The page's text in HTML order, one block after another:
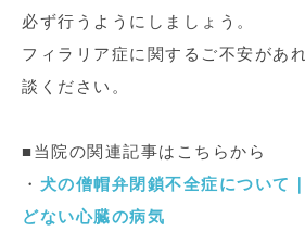
必ず行うようにしましょう。
フィラリア症に関するご不安があ
談ください。
■当院の関連記事はこちらから
・ 犬の僧帽弁閉鎖不全症について
どない心臓の病気